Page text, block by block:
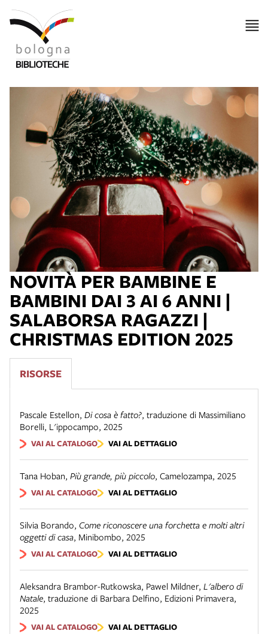
NOVITÀ PER BAMBINE E
BAMBINI DAI 3 AI 6 ANNI |
SALABORSA RAGAZZI |
CHRISTMAS EDITION 2025
RISORSE
Pascale Estellon, Di cosa è fatto?, traduzione di Massimiliano
Borelli, L'ippocampo, 2025
VAI AL CATALOGO VAI AL DETTAGLIO
Tana Hoban, Più grande, più piccolo, Camelozampa, 2025
VAI AL CATALOGO VAI AL DETTAGLIO
Silvia Borando, Come riconoscere una forchetta e molti altri
oggetti di casa, Minibombo, 2025
VAI AL CATALOGO VAI AL DETTAGLIO
Aleksandra Brambor-Rutkowska, Pawel Mildner, L'albero di
Natale, traduzione di Barbara Delfino, Edizioni Primavera,
2025
VAI AL CATALOGO VAI AL DETTAGLIO